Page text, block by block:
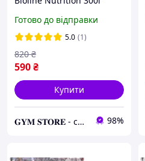
Готово до відправки
5.0 (1)
590₴
820 ₴
Купити
𝐆𝐘𝐌 𝐒𝐓𝐎𝐑𝐄 - спортивні добавки 98%